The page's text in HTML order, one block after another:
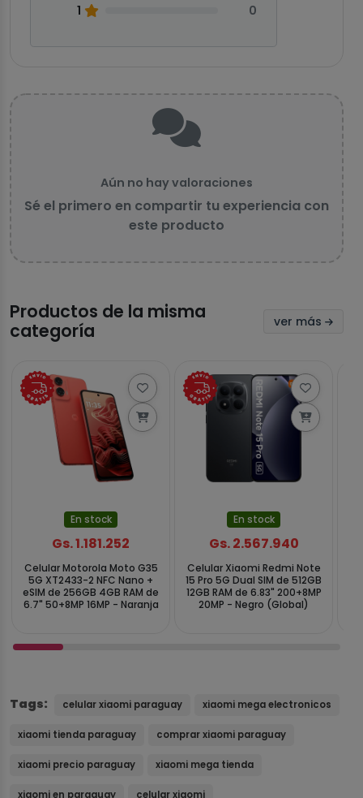
1
0
Aún no hay valoraciones
Sé el primero en compartir tu experiencia con
este producto
Productos de la misma
categoría
ver más
En stock
Gs. 1.181.252
Celular Motorola Moto G35
5G XT2433-2 NFC Nano +
eSIM de 256GB 4GB RAM de
6.7" 50+8MP 16MP - Naranja
En stock
Gs. 2.567.940
Celular Xiaomi Redmi Note
15 Pro 5G Dual SIM de 512GB
12GB RAM de 6.83" 200+8MP
20MP - Negro (Global)
Tags: celular xiaomi paraguay xiaomi mega electronicos
xiaomi tienda paraguay comprar xiaomi paraguay
xiaomi precio paraguay xiaomi mega tienda
xiaomi en paraguay celular xiaomi